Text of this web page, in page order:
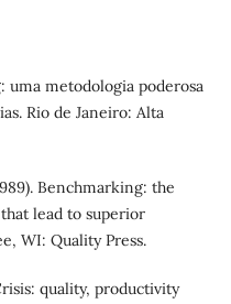
uma metodologia poderosa
Rio de Janeiro: Alta
Benchmarking: the
lead to superior
WI: Quality Press.
quality, productivity